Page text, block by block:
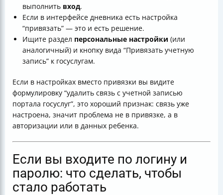
выполнить вход.
Если в интерфейсе дневника есть настройка
“привязать” — это и есть решение.
Ищите раздел персональные настройки (или
аналогичный) и кнопку вида “Привязать учетную
запись” к госуслугам.
Если в настройках вместо привязки вы видите
формулировку “удалить связь с учетной записью
портала госуслуг”, это хороший признак: связь уже
настроена, значит проблема не в привязке, а в
авторизации или в данных ребенка.
Если вы входите по логину и
паролю: что сделать, чтобы
стало работать